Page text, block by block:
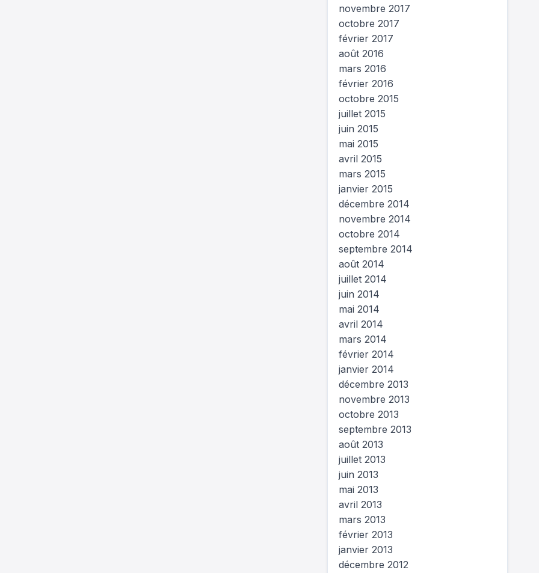
novembre 2017
octobre 2017
février 2017
août 2016
mars 2016
février 2016
octobre 2015
juillet 2015
juin 2015
mai 2015
avril 2015
mars 2015
janvier 2015
décembre 2014
novembre 2014
octobre 2014
septembre 2014
août 2014
juillet 2014
juin 2014
mai 2014
avril 2014
mars 2014
février 2014
janvier 2014
décembre 2013
novembre 2013
octobre 2013
septembre 2013
août 2013
juillet 2013
juin 2013
mai 2013
avril 2013
mars 2013
février 2013
janvier 2013
décembre 2012